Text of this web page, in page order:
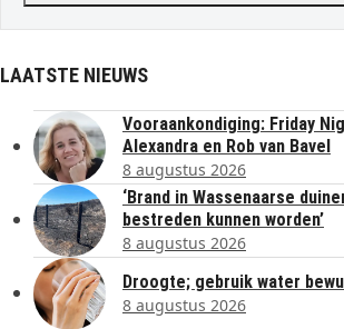
LAATSTE NIEUWS
Vooraankondiging: Friday
Alexandra en Rob van Bavel
8 augustus 2026
‘Brand in Wassenaarse
bestreden kunnen worden’
8 augustus 2026
Droogte; gebruik water
8 augustus 2026